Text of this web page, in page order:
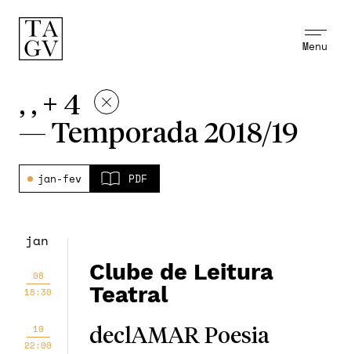
Menu
, , + 4
— Temporada 2018/19
jan-fev PDF
jan
08
18:30
Clube de Leitura
Teatral
10
22:00
declAMAR Poesia